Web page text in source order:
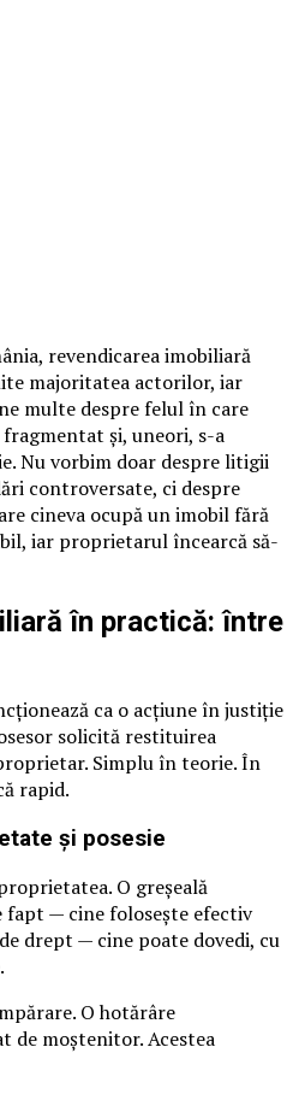
revendicarea imobiliară
majoritatea actorilor, iar
multe despre felul în care
și, uneori, s-a
Nu vorbim doar despre litigii
controversate, ci despre
cineva ocupă un imobil fără
iar proprietarul încearcă să-
în practică: între
ca o acțiune în justiție
solicită restituirea
Simplu în teorie. În
rapid.
și posesie
O greșeală
fapt — cine folosește efectiv
drept — cine poate dovedi, cu
O hotărâre
de moștenitor. Acestea